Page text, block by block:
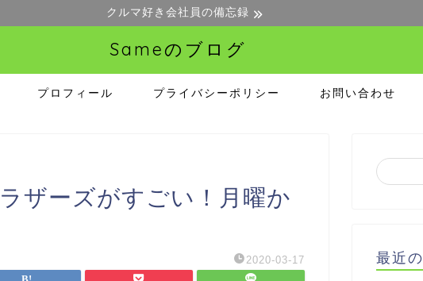
クルマ好き会社員の備忘録
Sameのブログ
プロフィール プライバシーポリシー お問い合わせ
ザーズがすごい！月曜か
2020-03-17 最近